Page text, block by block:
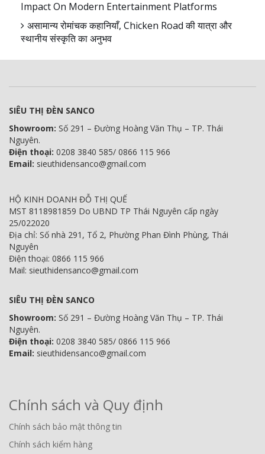
Impact On Modern Entertainment Platforms
असामान्य रोमांचक कहानियाँ, Chicken Road की यात्रा और
स्थानीय संस्कृति का अनुभव
SIÊU THỊ ĐÈN SANCO
Showroom: Số 291 – Đường Hoàng Văn Thụ – TP. Thái
Nguyên.
Điện thoại: 0208 3840 585/ 0866 115 966
Email: sieuthidensanco@gmail.com
HỘ KINH DOANH ĐỖ THỊ QUẾ
MST 8118981859 Do UBND TP Thái Nguyên cấp ngày
25/022020
Địa chỉ: Số nhà 291, Tổ 2, Phường Phan Đình Phùng, Thái
Nguyên
Điện thoại: 0866 115 966
Mail: sieuthidensanco@gmail.com
SIÊU THỊ ĐÈN SANCO
Showroom: Số 291 – Đường Hoàng Văn Thụ – TP. Thái
Nguyên.
Điện thoại: 0208 3840 585/ 0866 115 966
Email: sieuthidensanco@gmail.com
Chính sách và Quy định
Chính sách bảo mật thông tin
Chính sách kiểm hàng